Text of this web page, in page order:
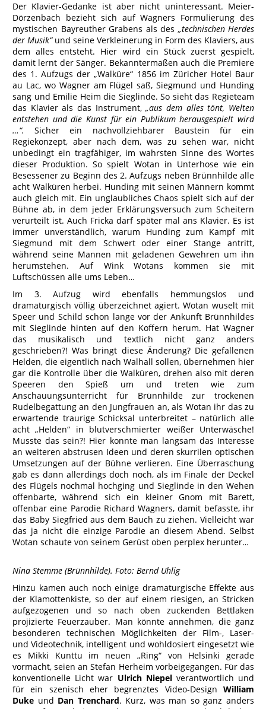
Der Klavier-Gedanke ist aber nicht uninteressant. Meier-
Dörzenbach bezieht sich auf Wagners Formulierung des
mystischen Bayreuther Grabens als des „technischen Herdes
der Musik“und seine Verkleinerung in Form des Klaviers, aus
dem alles entsteht. Hier wird ein Stück zuerst gespielt,
damit lernt der Sänger. Bekanntermaßen auch die Premiere
des 1. Aufzugs der „Walküre“ 1856 im Züricher Hotel Baur
au Lac, wo Wagner am Flügel saß, Siegmund und Hunding
sang und Emilie Heim die Sieglinde. So sieht das Regieteam
das Klavier als das Instrument,„aus dem alles tönt, Welten
entstehen und die Kunst für ein Publikum herausgespielt wird
…“.
Sicher ein nachvollziehbarer Baustein für ein
Regiekonzept, aber nach dem, was zu sehen war, nicht
unbedingt ein tragfähiger, im wahrsten Sinne des Wortes
dieser Produktion. So spielt Wotan in Unterhose wie ein
Besessener zu Beginn des 2. Aufzugs neben Brünnhilde alle
acht Walküren herbei. Hunding mit seinen Männern kommt
auch gleich mit. Ein unglaubliches Chaos spielt sich auf der
Bühne ab, in dem jeder Erklärungsversuch zum Scheitern
verurteilt ist. Auch Fricka darf später mal ans Klavier. Es ist
immer unverständlich, warum Hunding zum Kampf mit
Siegmund mit dem Schwert oder einer Stange antritt,
während seine Mannen mit geladenen Gewehren um ihn
herumstehen. Auf Wink Wotans kommen sie mit
Luftschüssen alle ums Leben…
Im 3. Aufzug wird ebenfalls hemmungslos und
dramaturgisch völlig überzeichnet agiert. Wotan wuselt mit
Speer und Schild schon lange vor der Ankunft Brünnhildes
mit Sieglinde hinten auf den Koffern herum. Hat Wagner
das musikalisch und textlich nicht ganz anders
geschrieben?! Was bringt diese Änderung? Die gefallenen
Helden, die eigentlich nach Walhall sollen, übernehmen hier
gar die Kontrolle über die Walküren, drehen also mit deren
Speeren den Spieß um und treten wie zum
Anschauungsunterricht für Brünnhilde zur trockenen
Rudelbegattung an den Jungfrauen an, als Wotan ihr das zu
erwartende traurige Schicksal unterbreitet – natürlich alle
acht „Helden“ in blutverschmierter weißer Unterwäsche!
Musste das sein?! Hier konnte man langsam das Interesse
an weiteren abstrusen Ideen und deren skurrilen optischen
Umsetzungen auf der Bühne verlieren. Eine Überraschung
gab es dann allerdings doch noch, als im Finale der Deckel
des Flügels nochmal hochging und Sieglinde in den Wehen
offenbarte, während sich ein kleiner Gnom mit Barett,
offenbar eine Parodie Richard Wagners, damit befasste, ihr
das Baby Siegfried aus dem Bauch zu ziehen. Vielleicht war
das ja nicht die einzige Parodie an diesem Abend. Selbst
Wotan schaute von seinem Gerüst oben perplex herunter…
Nina Stemme (Brünnhilde). Foto: Bernd Uhlig
Hinzu kamen auch noch einige dramaturgische Effekte aus
der Klamottenkiste, so der auf einem riesigen, an Stricken
aufgezogenen und so nach oben zuckenden Bettlaken
projizierte Feuerzauber. Man könnte annehmen, die ganz
besonderen technischen Möglichkeiten der Film-, Laser-
und Videotechnik, intelligent und wohldosiert eingesetzt wie
es Mikki Kunttu im neuen „Ring“ von Helsinki gerade
vormacht, seien an Stefan Herheim vorbeigegangen. Für das
konventionelle Licht war Ulrich Niepelverantwortlich und
für ein szenisch eher begrenztes Video-Design William
Duke und Dan Trenchard. Kurz, was man so ganz anders